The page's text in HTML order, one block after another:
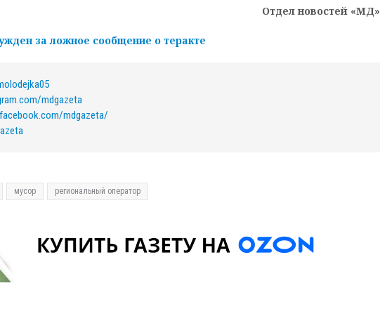
Отдел новостей «МД»
за ложное сообщение о теракте
mdgazeta
mdgazeta/
мусор региональный оператор